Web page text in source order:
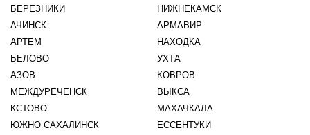
БЕРЕЗНИКИ
НИЖНЕКАМСК
АЧИНСК
АРМАВИР
АРТЕМ
НАХОДКА
БЕЛОВО
УХТА
АЗОВ
КОВРОВ
МЕЖДУРЕЧЕНСК
ВЫКСА
КСТОВО
МАХАЧКАЛА
ЮЖНО САХАЛИНСК
ЕССЕНТУКИ